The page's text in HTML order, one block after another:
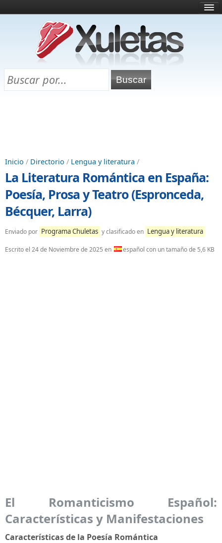
¿Qué es esto?
Directorio
Chuletas para exámenes
Inicio / Directorio / Lengua y literatura /
La Literatura Romántica en España:
Poesía, Prosa y Teatro (Espronceda,
Bécquer, Larra)
Enviado por Programa Chuletas y clasificado en Lengua y literatura
Escrito el 24 de Noviembre de 2025 en español con un tamaño de 5,6 KB
El Romanticismo Español:
Características y Manifestaciones
Características de la Poesía Romántica